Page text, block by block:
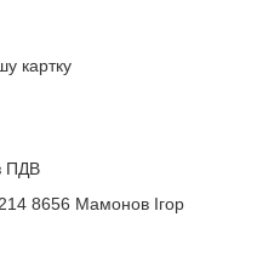
картку
ПДВ
8656 Мамонов Ігор